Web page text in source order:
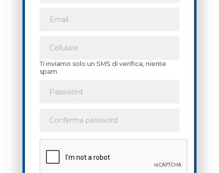
Ti inviamo solo un SMS di verifica, niente
spam.